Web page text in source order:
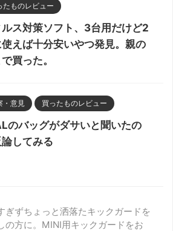
たものレビュー
ルス対策ソフト、3台用だけど2
使えば十分安いやつ発見。親の
買った。
・意見 買ったものレビュー
のバッグがダサいと聞いたの
してみる
ぎずちょっと洒落たキックガードを
の方に。MINI用キックガードをお